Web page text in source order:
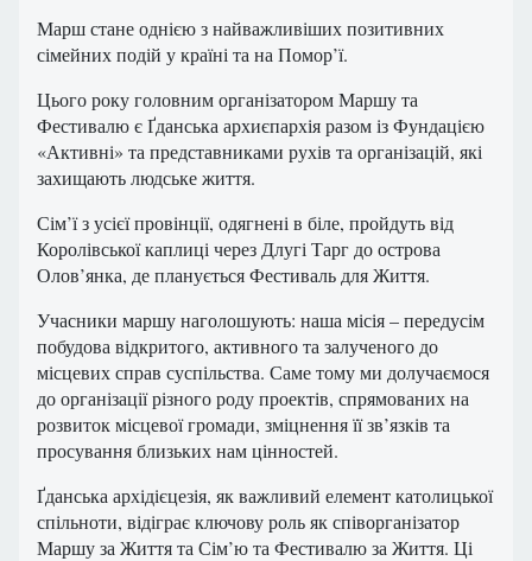
Марш стане однією з найважливіших позитивних
сімейних подій у країні та на Помор’ї.
Цього року головним організатором Маршу та
Фестивалю є Ґданська архиєпархія разом із Фундацією
«Активні» та представниками рухів та організацій, які
захищають людське життя.
Сім’ї з усієї провінції, одягнені в біле, пройдуть від
Королівської каплиці через Длугі Тарг до острова
Олов’янка, де планується Фестиваль для Життя.
Учасники маршу наголошують: наша місія – передусім
побудова відкритого, активного та залученого до
місцевих справ суспільства. Саме тому ми долучаємося
до організації різного роду проектів, спрямованих на
розвиток місцевої громади, зміцнення її зв’язків та
просування близьких нам цінностей.
Ґданська архідієцезія, як важливий елемент католицької
спільноти, відіграє ключову роль як співорганізатор
Маршу за Життя та Сім’ю та Фестивалю за Життя. Ці